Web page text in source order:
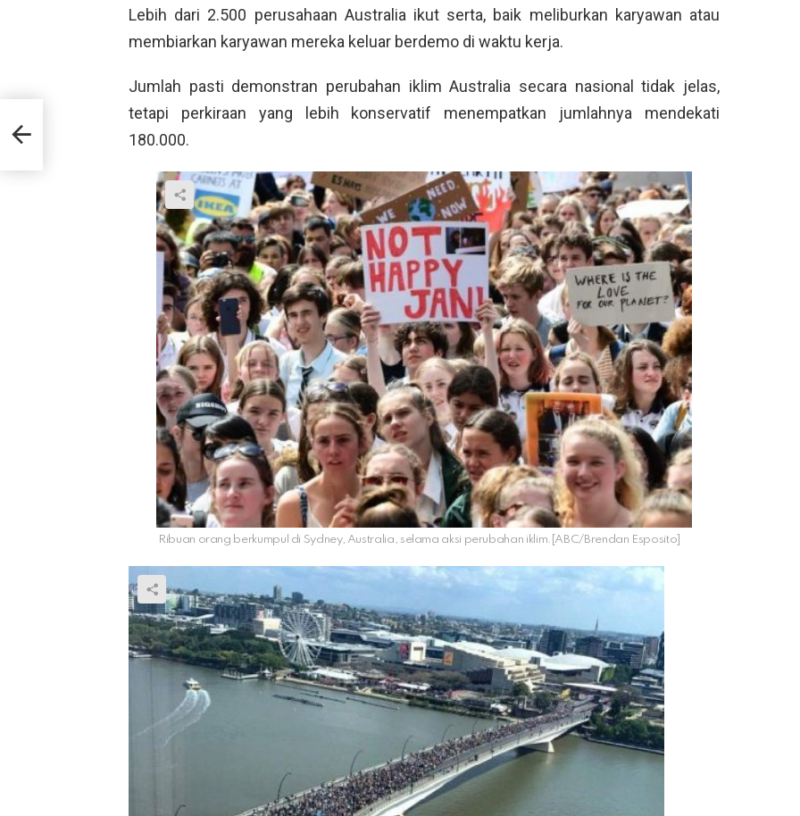
Lebih dari 2.500 perusahaan Australia ikut serta, baik meliburkan karyawan atau
membiarkan karyawan mereka keluar berdemo di waktu kerja.
Jumlah pasti demonstran perubahan iklim Australia secara nasional tidak jelas,
tetapi perkiraan yang lebih konservatif menempatkan jumlahnya mendekati
180.000.
Ribuan orang berkumpul di Sydney, Australia, selama aksi perubahan iklim.[ABC/Brendan Esposito]